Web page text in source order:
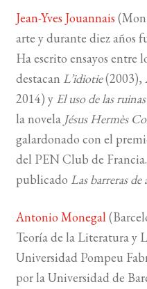
Jean-Yves Jouannais
arte y durante diez años
Ha escrito ensayos entre
destacan L’idiotie(2003),
2014) y El uso de las ruinas
la novela Jésus Hermès
galardonado con el
del PEN Club de
publicado Las barreras de
Antonio Monegal
Teoría de la Literatura y
Universidad Pompeu
por la Universidad de